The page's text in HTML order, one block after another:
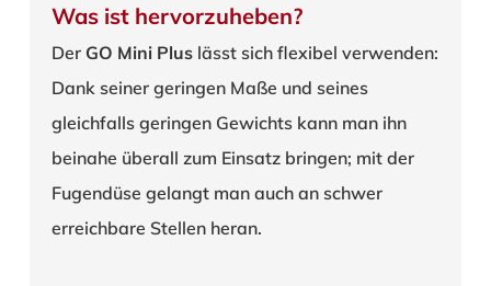
Was ist hervorzuheben?
Der GO Mini Pluslässt sich flexibel verwenden:
Dank seiner geringen Maße und seines
gleichfalls geringen Gewichts kann man ihn
beinahe überall zum Einsatz bringen; mit der
Fugendüse gelangt man auch an schwer
erreichbare Stellen heran.